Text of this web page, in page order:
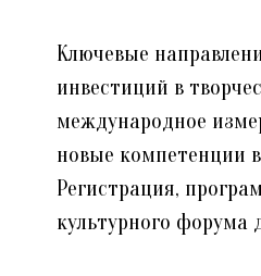
Ключевые
инвестиций в
международное
новые компетенции
Регистрация,
культурного